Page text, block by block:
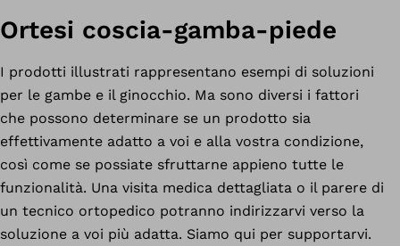
Ortesi coscia-gamba-piede
I prodotti illustrati rappresentano esempi di soluzioni
per le gambe e il ginocchio. Ma sono diversi i fattori
che possono determinare se un prodotto sia
effettivamente adatto a voi e alla vostra condizione,
così come se possiate sfruttarne appieno tutte le
funzionalità. Una visita medica dettagliata o il parere di
un tecnico ortopedico potranno indirizzarvi verso la
soluzione a voi più adatta. Siamo qui per supportarvi.